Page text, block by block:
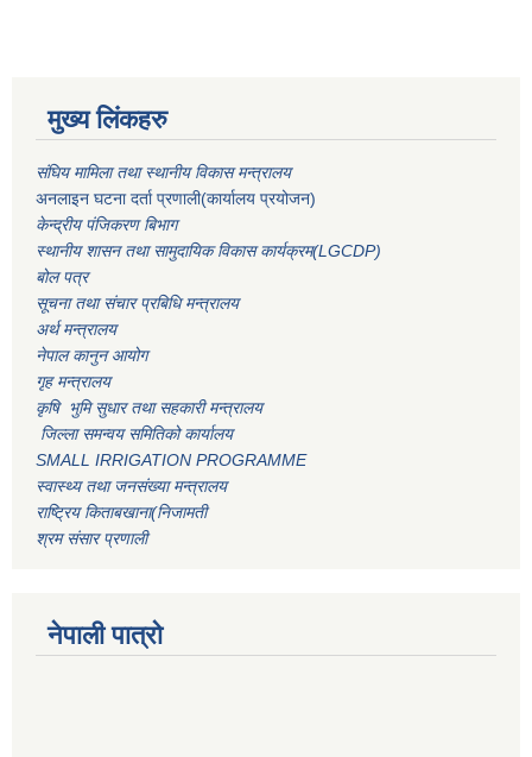
मुख्य लिंकहरु
संघिय मामिला तथा स्थानीय विकास मन्त्रालय
अनलाइन घटना दर्ता प्रणाली(कार्यालय प्रयोजन)
केन्द्रीय पंजिकरण बिभाग
स्थानीय शासन तथा सामुदायिक विकास कार्यक्रम(LGCDP)
बोल पत्र
सूचना तथा संचार प्रबिधि मन्त्रालय
अर्थ मन्त्रालय
नेपाल कानुन आयोग
गृह मन्त्रालय
कृषि भुमि सुधार तथा सहकारी मन्त्रालय
जिल्ला समन्वय समितिको कार्यालय
SMALL IRRIGATION PROGRAMME
स्वास्थ्य तथा जनसंख्या मन्त्रालय
राष्ट्रिय किताबखाना(निजामती
श्रम संसार प्रणाली
नेपाली पात्रो